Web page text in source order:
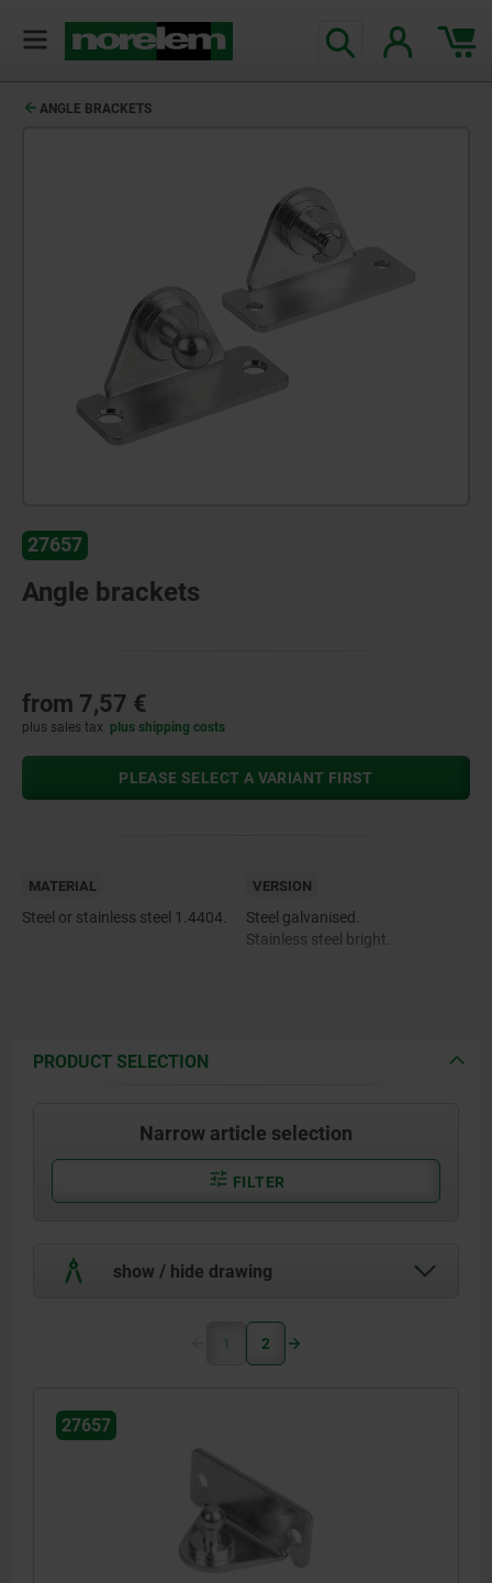
ANGLE BRACKETS
27657
Angle brackets
from 7,57 €
plus sales tax plus shipping costs
PLEASE SELECT A VARIANT FIRST
MATERIAL
Steel or stainless steel 1.4404.
VERSION
Steel galvanised.
Stainless steel bright.
PRODUCT SELECTION
Narrow article selection
FILTER
show / hide drawing
1 2
27657